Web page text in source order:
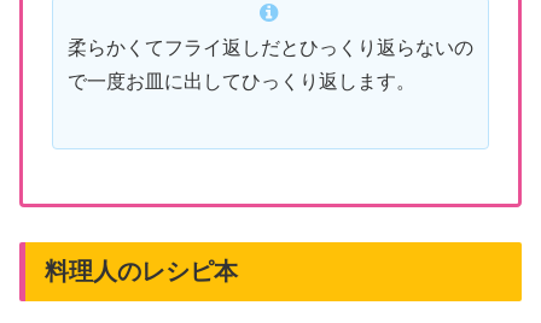
柔らかくてフライ返しだとひっくり返らないの
で一度お皿に出してひっくり返します。
料理人のレシピ本